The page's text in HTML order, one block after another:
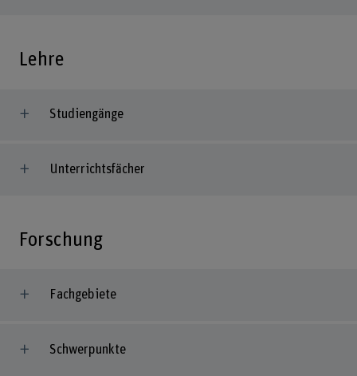
Lehre
Studiengänge
Unterrichtsfächer
Forschung
Fachgebiete
Schwerpunkte